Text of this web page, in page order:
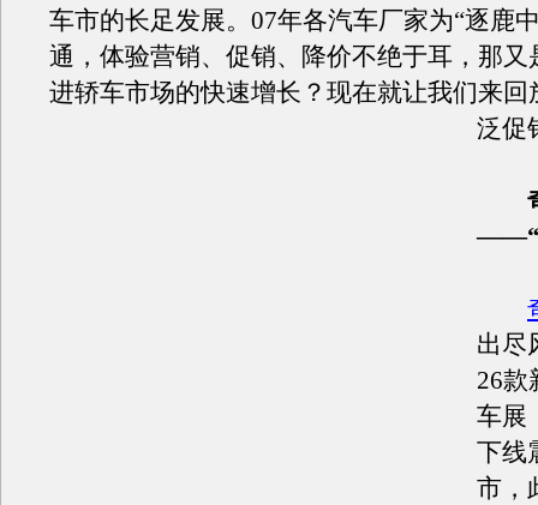
车市的长足发展。07年各汽车厂家为“逐鹿
通，体验营销、促销、降价不绝于耳，那又
进轿车市场的快速增长？现在就让我们来回
泛促
——“
出尽
26款
车展
下线
市，